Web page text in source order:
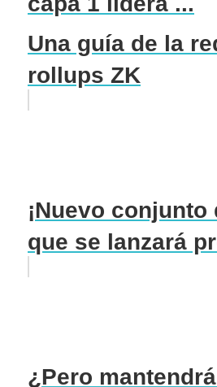
Una guía de la
rollups ZK
¡Nuevo conjunto
que se lanzará
¿Pero